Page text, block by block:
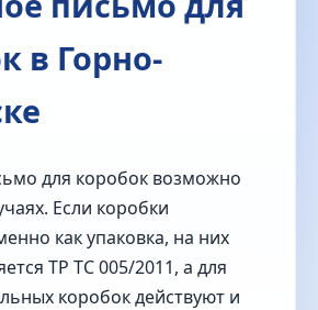
в Горно-
для коробок возможно
Если коробки
как упаковка, на них
ТР ТС 005/2011, а для
коробок действуют и